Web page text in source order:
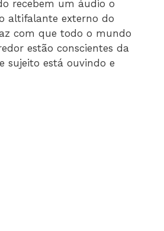
recebem um áudio o
altifalante externo do
com que todo o mundo
estão conscientes da
sujeito está ouvindo e